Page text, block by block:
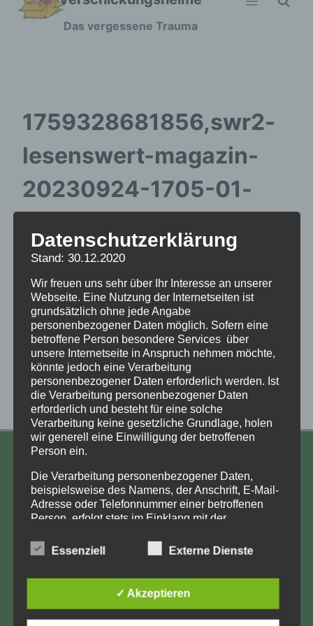
Zum
Das vergessene Trauma
1759328681856,swr2-
lesenswert-magazin-
20230924-1705-01-
der-tausend-
leuchttuerme-102~_v-
icon_-7bcdf069542bbe
2d1d9ef71cb5865f2137
c692b2
Aufarbeitung und Erforschung
Kinderverschickung e.V.
Kiehlufer 43
Datenschutzerklärung
Stand: 30.12.2020
Wir freuen uns sehr über Ihr Interesse an unserer
Webseite. Eine Nutzung der Internetseiten ist
grundsätzlich ohne jede Angabe
personenbezogener Daten möglich. Sofern eine
betroffene Person besondere Services über
unsere Internetseite in Anspruch nehmen möchte,
könnte jedoch eine Verarbeitung
personenbezogener Daten erforderlich werden. Ist
die Verarbeitung personenbezogener Daten
erforderlich und besteht für eine solche
Verarbeitung keine gesetzliche Grundlage, holen
wir generell eine Einwilligung der betroffenen
Person ein.
Die Verarbeitung personenbezogener Daten,
beispielsweise des Namens, der Anschrift, E-Mail-
Adresse oder Telefonnummer einer betroffenen
Person, erfolgt stets im Einklang mit der
Übereinstimmung mit den für uns geltenden
landesspezifischen Datenschutzbestimmungen.
Unternehmen die Öffentlichkeit über Art, Umfang
und Zweck der von uns erhobenen, genutzten und
Essenziell Externe Dienste
✓ Akzeptieren